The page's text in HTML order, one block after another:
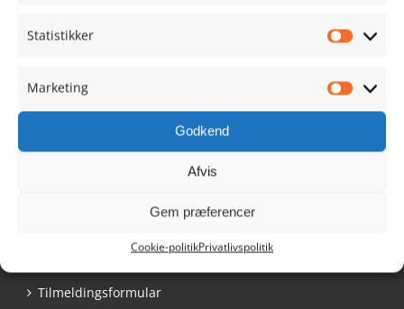
Statistikker
Marketing
Godkend
Afvis
Gem præferencer
Cookie-politikPrivatlivspolitik
Cvr.nr.: 28480628
NAVIGATION
Køb Ribe Gavekort
Tilmeldingsformular